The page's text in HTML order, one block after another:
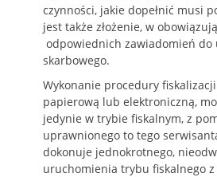
czynności, jakie dopełnić musi
jest także złożenie, w
odpowiednich zawiadomień do
skarbowego.
Wykonanie procedury
papierową lub elektroniczną,
jedynie w trybie fiskalnym, z
uprawnionego to tego
dokonuje jednokrotnego,
uruchomienia trybu fiskalnego